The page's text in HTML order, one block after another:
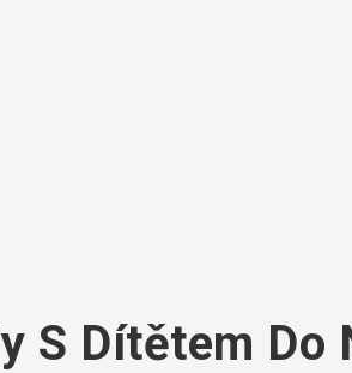
S Dítětem Do